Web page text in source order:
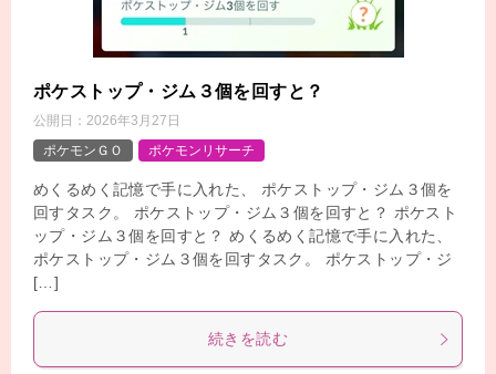
ポケストップ・ジム３個を回すと？
公開日： 2026年3月27日
ポケモンＧＯ
ポケモンリサーチ
めくるめく記憶で手に入れた、 ポケストップ・ジム３個を
回すタスク。 ポケストップ・ジム３個を回すと？ ポケスト
ップ・ジム３個を回すと？ めくるめく記憶で手に入れた、
ポケストップ・ジム３個を回すタスク。 ポケストップ・ジ
[…]
続きを読む